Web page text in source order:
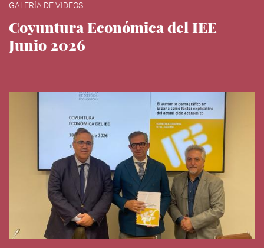
GALERÍA DE VIDEOS
Coyuntura Económica del IEE
Junio 2026